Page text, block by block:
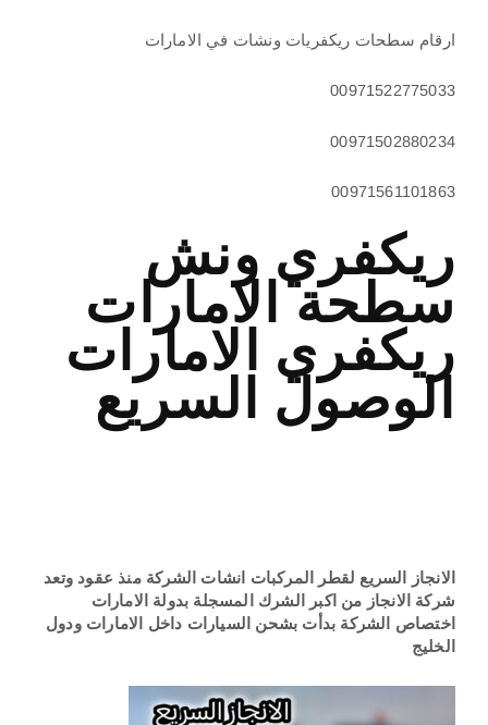
ارقام سطحات ريكفريات ونشات في الامارات
00971522775033
00971502880234
00971561101863
ريكفري ونش
سطحة الامارات
ريكفري الامارات
الوصول السريع
ونش ريكفري
الانجاز السريع لقطر المركبات انشات الشركة منذ عقود وتعد
شركة الانجاز من اكبر الشرك المسجلة بدولة الامارات
اختصاص الشركة بدأت بشحن السيارات داخل الامارات ودول
الخليج